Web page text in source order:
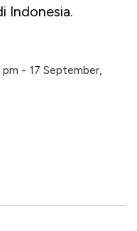
Indonesia.
- 17 September,